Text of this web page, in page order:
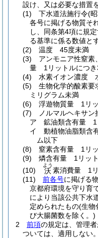
設け、又は必要な措置
(1)
下水道法施行令(
各号に掲げる物質そ
し、同条第4項に規
る基準に係る数値と
(2)
温度 45度未満
(3)
アンモニア性窒素
量 1リットルにつき
(4)
水素イオン濃度
(5)
生物化学的酸素
ミリグラム未満
(6)
浮遊物質量 1リ
(7)
ノルマルヘキサ
ア
鉱油類含有量 1
イ
動植物油脂類含
ム以下
(8)
窒素含有量 1リ
(9)
燐含有量 1リッ
(10)
沃
よう
素消費量 1リ
(11)
前各号に掲げる
京都府環境を守り育
により当該公共下水
定められたもの(生物
び大腸菌数を除く。)
2
前項の規定は、管理
ついては、適用しない。